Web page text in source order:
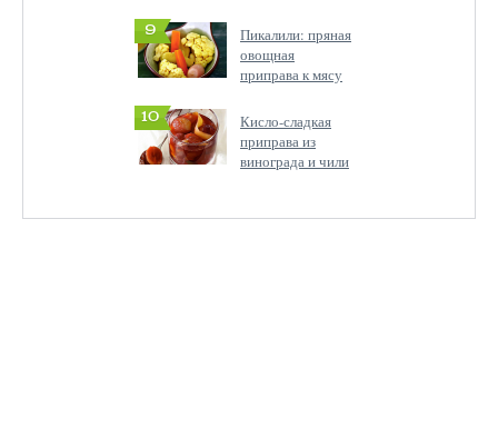
9
Пикалили: пряная
овощная
приправа к мясу
10
Кисло-сладкая
приправа из
винограда и чили